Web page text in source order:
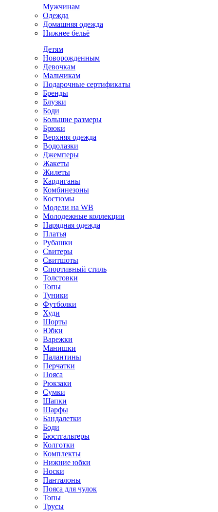
Мужчинам
Одежда
Домашняя одежда
Нижнее бельё
Детям
Новорожденным
Девочкам
Мальчикам
Подарочные сертификаты
Бренды
Блузки
Боди
Большие размеры
Брюки
Верхняя одежда
Водолазки
Джемперы
Жакеты
Жилеты
Кардиганы
Комбинезоны
Костюмы
Модели на WB
Молодежные коллекции
Нарядная одежда
Платья
Рубашки
Свитеры
Свитшоты
Спортивный стиль
Толстовки
Топы
Туники
Футболки
Худи
Шорты
Юбки
Варежки
Манишки
Палантины
Перчатки
Пояса
Рюкзаки
Сумки
Шапки
Шарфы
Бандалетки
Боди
Бюстгальтеры
Колготки
Комплекты
Нижние юбки
Носки
Панталоны
Поясa для чулок
Топы
Трусы